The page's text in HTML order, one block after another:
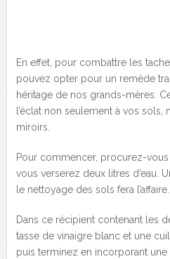
En effet, pour combattre les
pouvez opter pour un remède
héritage de nos grands-mères.
l’éclat non seulement à vos sols,
miroirs.
Pour commencer, procurez-
vous verserez deux litres d’eau.
le nettoyage des sols fera l’affaire.
Dans ce récipient contenant les
tasse de vinaigre blanc et une
puis terminez en incorporant